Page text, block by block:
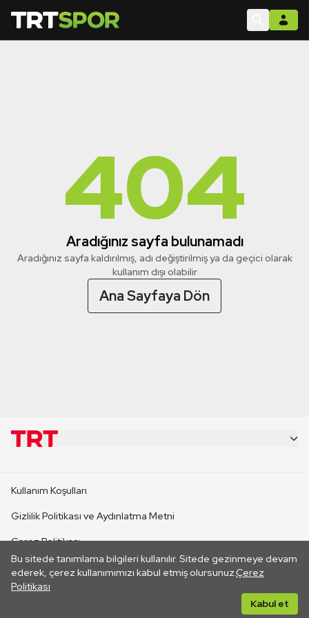
404
Aradığınız sayfa bulunamadı
Aradığınız sayfa kaldırılmış, adı değiştirilmiş ya da geçici olarak
kullanım dışı olabilir
Ana Sayfaya Dön
Bu sitede tanımlama bilgileri kullanılır. Sitede gezinmeye devam
ederek, çerez kullanımımızı kabul etmiş olursunuz.Çerez
Politikası
Kabul et
CANLI YAYINLAR
Kullanım Koşulları
Gizlilik Politikası ve Aydınlatma Metni
Çerez Politikası
İletişim
Her hakkı saklıdır. ©2026 TRT. Bağlantı yoluyla gidilen dış